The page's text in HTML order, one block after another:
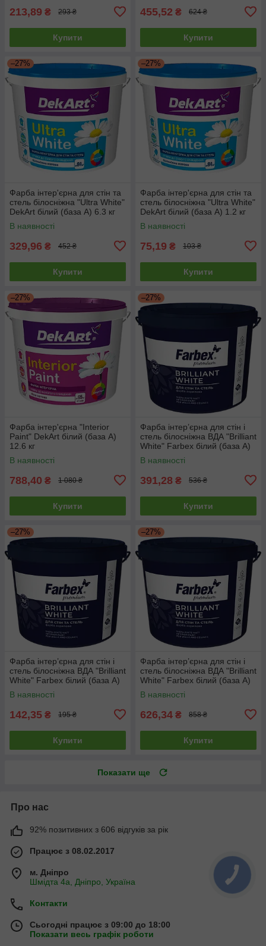
213,89 ₴ 293 ₴
Купити
455,52 ₴ 624 ₴
Купити
–27%
Фарба інтер'єрна для стін та
стель білосніжна "Ultra White"
DekArt білий (база А) 6.3 кг
В наявності
329,96 ₴ 452 ₴
Купити
–27%
Фарба інтер'єрна для стін та
стель білосніжна "Ultra White"
DekArt білий (база А) 1.2 кг
В наявності
75,19 ₴ 103 ₴
Купити
–27%
Фарба інтер'єрна "Interior
Paint" DekArt білий (база А)
12.6 кг
В наявності
788,40 ₴ 1 080 ₴
Купити
–27%
Фарба інтер’єрна для стін і
стель білосніжна ВДА "Brilliant
White" Farbex білий (база А)
4.2 кг
В наявності
391,28 ₴ 536 ₴
Купити
–27%
Фарба інтер’єрна для стін і
стель білосніжна ВДА "Brilliant
White" Farbex білий (база А)
1.4 кг
В наявності
142,35 ₴ 195 ₴
Купити
–27%
Фарба інтер’єрна для стін і
стель білосніжна ВДА "Brilliant
White" Farbex білий (база А)
7 кг
В наявності
626,34 ₴ 858 ₴
Купити
Показати ще
Про нас
92% позитивних з 606 відгуків за рік
Працює з 08.02.2017
м. Дніпро
Шмідта 4а, Дніпро, Україна
Контакти
Сьогодні працює з 09:00 до 18:00
Показати весь графік роботи